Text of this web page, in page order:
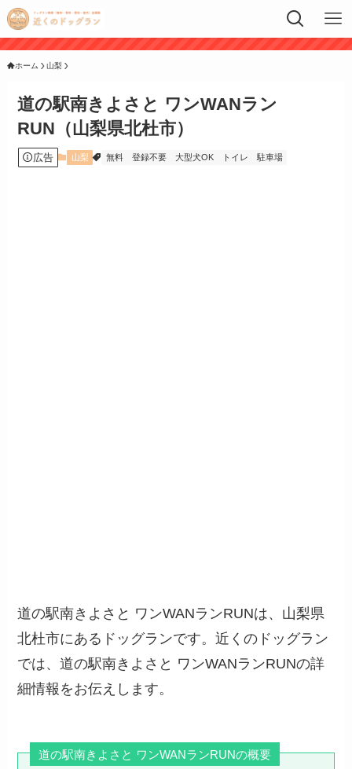
ホーム 山梨
道の駅南きよさと ワンWANラン
RUN（山梨県北杜市）
広告 山梨 無料 登録不要 大型犬OK トイレ 駐車場
道の駅南きよさと ワンWANランRUNは、山梨県
北杜市にあるドッグランです。近くのドッグラン
では、道の駅南きよさと ワンWANランRUNの詳
細情報をお伝えします。
道の駅南きよさと ワンWANランRUNの概要